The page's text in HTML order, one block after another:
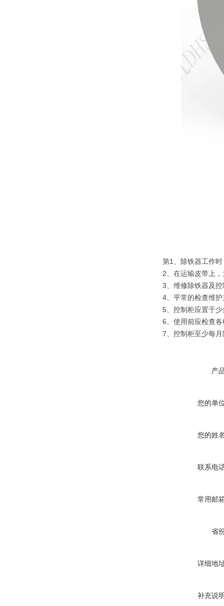
第1、除铁器工作
2、在运输皮带上
3、维修除铁器及
4、平常的检查维
5、控制柜应置于
6、使用前应检查
7、控制柜至少每
产
您的单
您的姓
联系电
常用邮
省
详细地
补充说